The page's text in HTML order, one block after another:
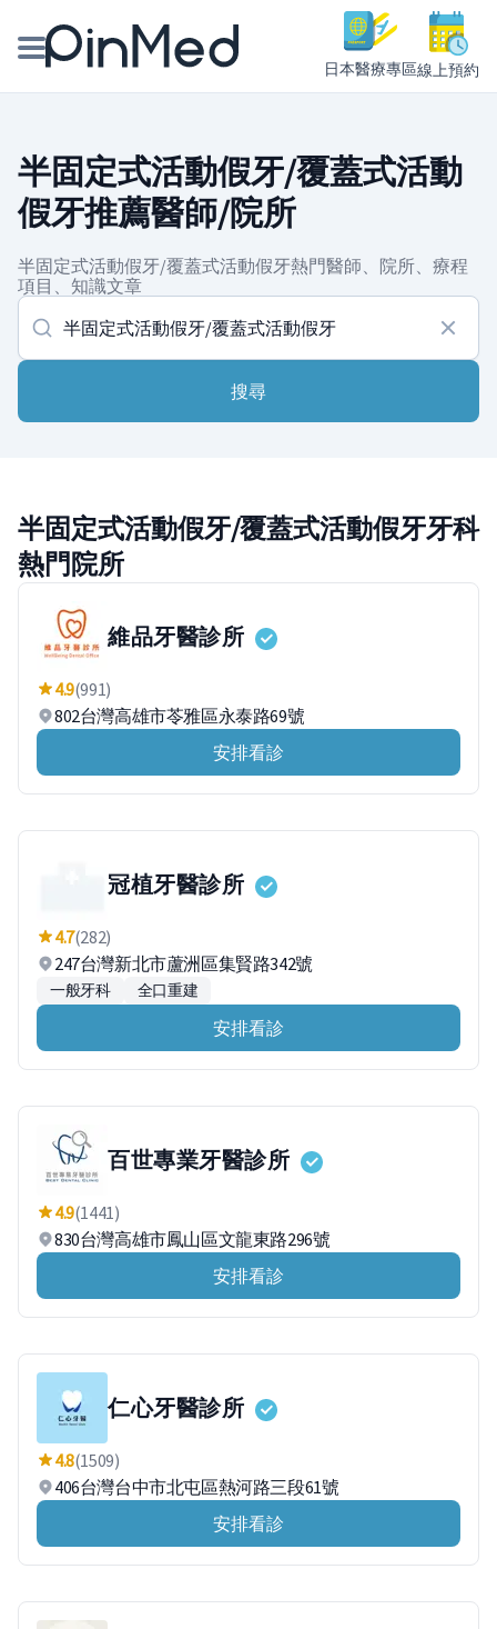
日本醫療專區線上預約
醫師專欄專訪
健康主題館
我是醫療人員
半固定式活動假牙/覆蓋式活動
假牙推薦醫師/院所
半固定式活動假牙/覆蓋式活動假牙熱門醫師、院所、療程
項目、知識文章
搜尋
半固定式活動假牙/覆蓋式活動假牙牙科
熱門院所
維品牙醫診所
4.9(991)
802台灣高雄市苓雅區永泰路69號
安排看診
冠植牙醫診所
4.7(282)
247台灣新北市蘆洲區集賢路342號
一般牙科 全口重建
安排看診
百世專業牙醫診所
4.9(1441)
830台灣高雄市鳳山區文龍東路296號
安排看診
仁心牙醫診所
4.8(1509)
406台灣台中市北屯區熱河路三段61號
安排看診